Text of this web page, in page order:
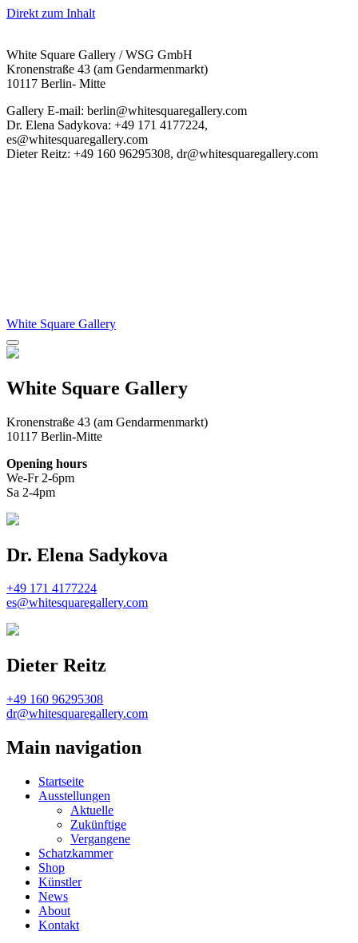
Direkt zum Inhalt
White Square Gallery / WSG GmbH
Kronenstraße 43 (am Gendarmenmarkt)
10117 Berlin- Mitte
Gallery E-mail: berlin@whitesquaregallery.com
Dr. Elena Sadykova: +49 171 4177224,
es@whitesquaregallery.com
Dieter Reitz: +49 160 96295308, dr@whitesquaregallery.com
White Square Gallery
White Square Gallery
Kronenstraße 43 (am Gendarmenmarkt)
10117 Berlin-Mitte
Opening hours
We-Fr 2-6pm
Sa 2-4pm
Dr. Elena Sadykova
+49 171 4177224
es@whitesquaregallery.com
Dieter Reitz
+49 160 96295308
dr@whitesquaregallery.com
Main navigation
Startseite
Ausstellungen
Aktuelle
Zukünftige
Vergangene
Schatzkammer
Shop
Künstler
News
About
Kontakt